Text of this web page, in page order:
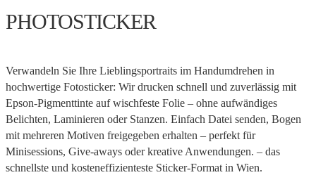
PHOTOSTICKER
Verwandeln Sie Ihre Lieblingsportraits im Handumdrehen in
hochwertige Fotosticker: Wir drucken schnell und zuverlässig mit
Epson-Pigmenttinte auf wischfeste Folie – ohne aufwändiges
Belichten, Laminieren oder Stanzen. Einfach Datei senden, Bogen
mit mehreren Motiven freigegeben erhalten – perfekt für
Minisessions, Give-aways oder kreative Anwendungen. – das
schnellste und kosteneffizienteste Sticker-Format in Wien.